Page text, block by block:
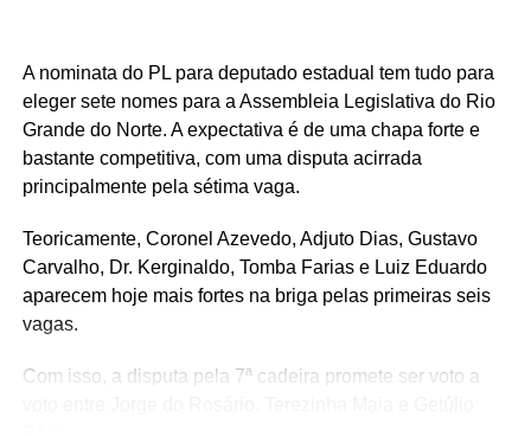
A nominata do PL para deputado estadual tem tudo para
eleger sete nomes para a Assembleia Legislativa do Rio
Grande do Norte. A expectativa é de uma chapa forte e
bastante competitiva, com uma disputa acirrada
principalmente pela sétima vaga.
Teoricamente, Coronel Azevedo, Adjuto Dias, Gustavo
Carvalho, Dr. Kerginaldo, Tomba Farias e Luiz Eduardo
aparecem hoje mais fortes na briga pelas primeiras seis
vagas.
Com isso, a disputa pela 7ª cadeira promete ser voto a